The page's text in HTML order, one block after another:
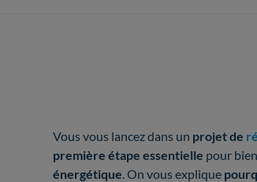
Vous vous lancez dans un projet de
première étape essentielle pour
énergétique . On vous explique